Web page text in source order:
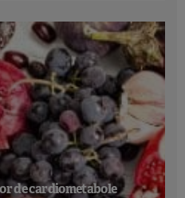
de cardiometabole